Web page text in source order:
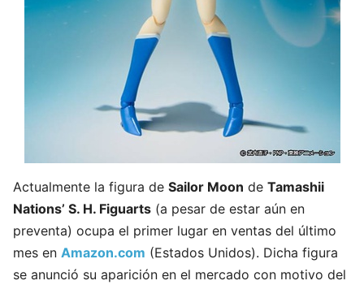
Actualmente la figura de Sailor Moon de Tamashii
Nations’ S. H. Figuarts (a pesar de estar aún en
preventa) ocupa el primer lugar en ventas del último
mes en Amazon.com (Estados Unidos). Dicha figura
se anunció su aparición en el mercado con motivo del